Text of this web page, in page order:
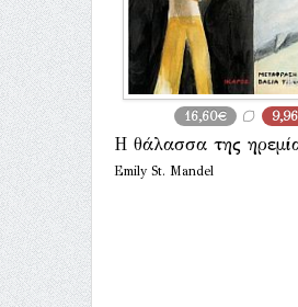
16,60€
Η θάλασσα της
Emily St. Mandel